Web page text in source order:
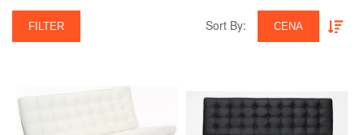
FILTER Sort By:‎ CENA